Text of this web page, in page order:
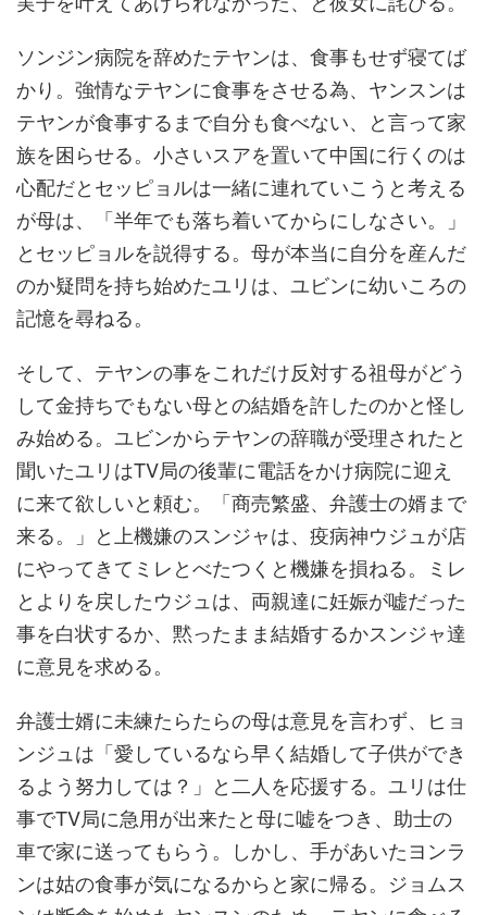
ソンジン病院を辞めたテヤンは、食事もせず寝てば
かり。強情なテヤンに食事をさせる為、ヤンスンは
テヤンが食事するまで自分も食べない、と言って家
族を困らせる。小さいスアを置いて中国に行くのは
心配だとセッピョルは一緒に連れていこうと考える
が母は、「半年でも落ち着いてからにしなさい。」
とセッピョルを説得する。母が本当に自分を産んだ
のか疑問を持ち始めたユリは、ユビンに幼いころの
記憶を尋ねる。
そして、テヤンの事をこれだけ反対する祖母がどう
して金持ちでもない母との結婚を許したのかと怪し
み始める。ユビンからテヤンの辞職が受理されたと
聞いたユリはTV局の後輩に電話をかけ病院に迎え
に来て欲しいと頼む。「商売繁盛、弁護士の婿まで
来る。」と上機嫌のスンジャは、疫病神ウジュが店
にやってきてミレとべたつくと機嫌を損ねる。ミレ
とよりを戻したウジュは、両親達に妊娠が嘘だった
事を白状するか、黙ったまま結婚するかスンジャ達
に意見を求める。
弁護士婿に未練たらたらの母は意見を言わず、ヒョ
ンジュは「愛しているなら早く結婚して子供ができ
るよう努力しては？」と二人を応援する。ユリは仕
事でTV局に急用が出来たと母に嘘をつき、助士の
車で家に送ってもらう。しかし、手があいたヨンラ
ンは姑の食事が気になるからと家に帰る。ジョムス